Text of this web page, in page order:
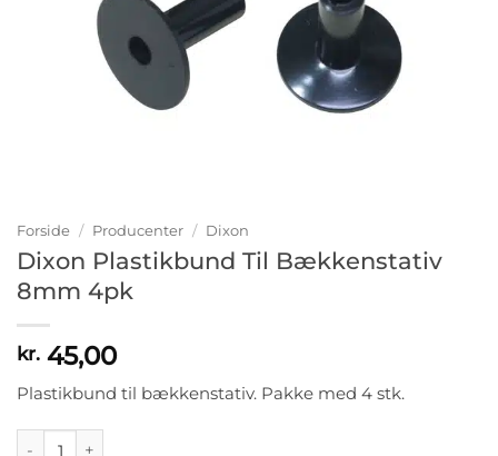
Forside / Producenter / Dixon
Dixon Plastikbund Til Bækkenstativ
8mm 4pk
kr. 45,00
Plastikbund til bækkenstativ. Pakke med 4 stk.